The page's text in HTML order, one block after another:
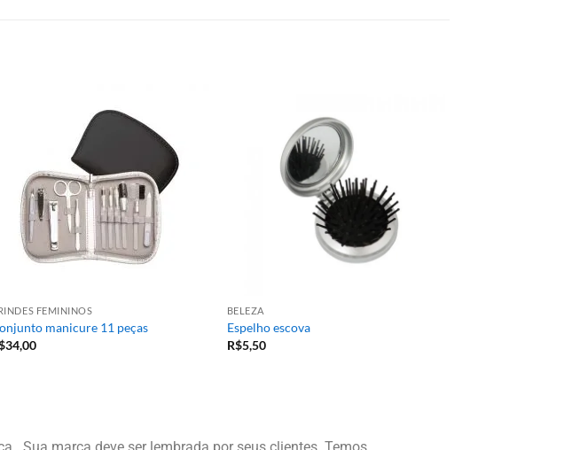
FEMININOS
manicure 11 peças
34,00
BELEZA
Espelho escova
R$5,50
Sua marca deve ser lembrada por seus clientes. Temos